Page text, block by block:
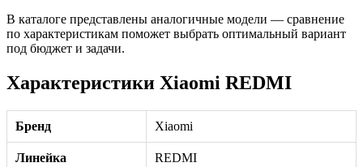
В каталоге представлены аналогичные модели — сравнение
по характеристикам поможет выбрать оптимальный вариант
под бюджет и задачи.
Характеристики Xiaomi REDMI
Бренд Xiaomi
Линейка REDMI